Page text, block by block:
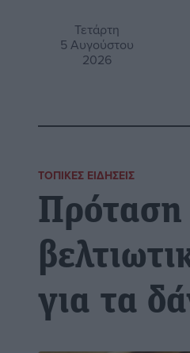
Τετάρτη
5 Αυγούστου
2026
ΤΟΠΙΚΈΣ ΕΙΔΉΣΕΙΣ
Πρόταση
για τα